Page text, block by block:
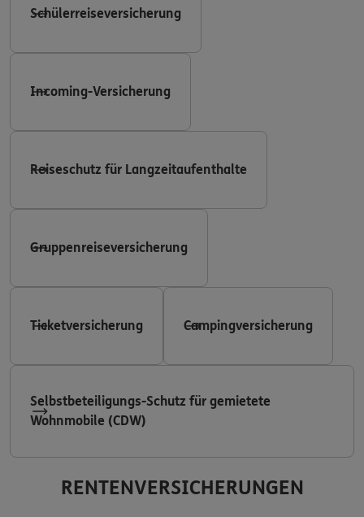
Schülerreiseversicherung
Incoming-Versicherung
Reiseschutz für Langzeitaufenthalte
Gruppenreiseversicherung
Ticketversicherung Campingversicherung
Selbstbeteiligungs-Schutz für gemietete
Wohnmobile (CDW)
RENTENVERSICHERUNGEN